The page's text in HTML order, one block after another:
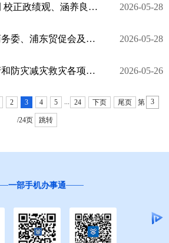
学好用好典型案例 校正政绩观、涵养良好政治生态 2026-05-28
上海市浦东新区商务委、浦东贸促会及浦东国际商会考察团到红河州考察调研 2026-05-28
抓实抓细安全生产和防灾减灾救灾各项工作 切实维护人民群众生命财产安全 2026-05-26
2 3 4 5 24 下页 尾页 第
/24页 跳转
一部手机办事通